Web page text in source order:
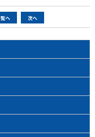
へ 次へ